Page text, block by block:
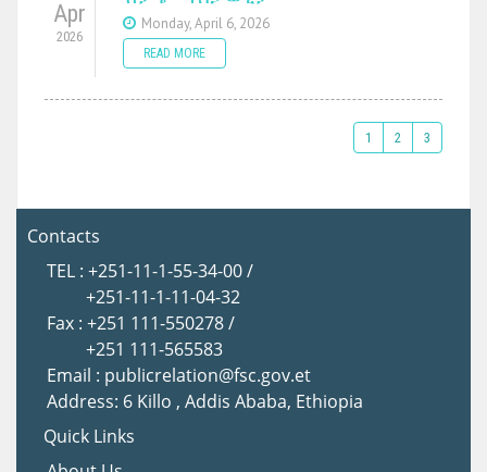
Apr
2026
Monday, April 6, 2026
READ MORE
1 2 3
Contacts
TEL : +251-11-1-55-34-00 /
+251-11-1-11-04-32
Fax : +251 111-550278 /
+251 111-565583
Email : publicrelation@fsc.gov.et
Address: 6 Killo , Addis Ababa, Ethiopia
Quick Links